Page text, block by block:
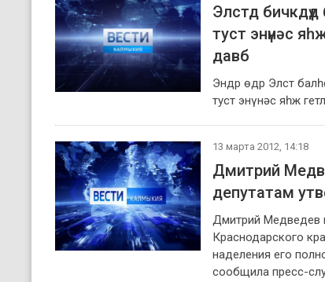
Элстд
туст энүнәс
давб
Эндр өдр Элст
туст энүнәс яһж
13 марта 2012, 14:18
Дмитрий
депутатам
Дмитрий Медведев
Краснодарского
наделения его
сообщила пресс-